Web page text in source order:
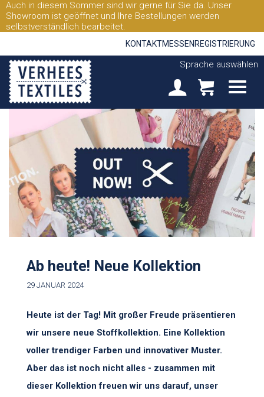
Auch in diesem Sommer sind wir gerne für Sie da. Unser
Showroom ist geöffnet und Ihre Bestellungen werden
selbstverständlich bearbeitet.
KONTAKTMESSEN REGISTRIERUNG
Sprache auswählen
Ab heute! Neue Kollektion
29 JANUAR 2024
Heute ist der Tag! Mit großer Freude präsentieren
wir unsere neue Stoffkollektion. Eine Kollektion
voller trendiger Farben und innovativer Muster.
Aber das ist noch nicht alles - zusammen mit
dieser Kollektion freuen wir uns darauf, unser